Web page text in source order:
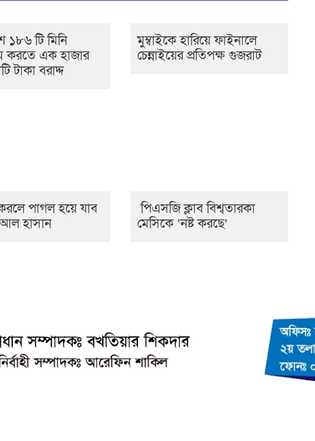
১৮৬ টি মিনি
করতে এক হাজার
টাকা বরাদ্দ
মুম্বাইকে হারিয়ে ফাইনালে
চেন্নাইয়ের প্রতিপক্ষ গুজরাট
পাগল হয়ে যাব
হাসান
পিএসজি ক্লাব বিশ্বতারকা
মেসিকে ‘নষ্ট করছে’